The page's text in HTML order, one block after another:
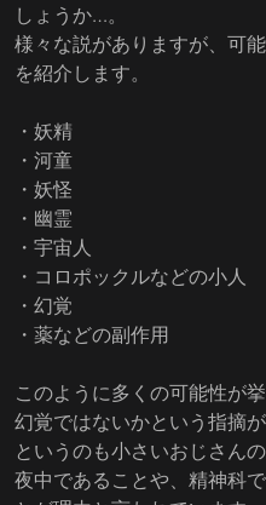
しょうか…。
様々な説がありますが、可
を紹介します。
・妖精
・河童
・妖怪
・幽霊
・宇宙人
・コロポックルなどの小人
・幻覚
・薬などの副作用
このように多くの可能性が
幻覚ではないかという指摘が
というのも小さいおじさん
夜中であることや、精神科